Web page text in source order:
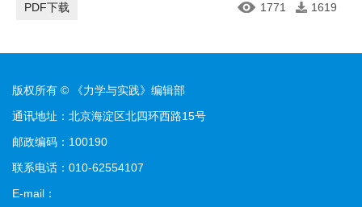
PDF下载 1771 1619
版权所有 © 《力学与实践》编辑部
通讯地址：北京海淀区北四环西路15号
邮政编码：100190
联系电话：010-62554107
E-mail：